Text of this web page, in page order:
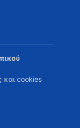
και cookies